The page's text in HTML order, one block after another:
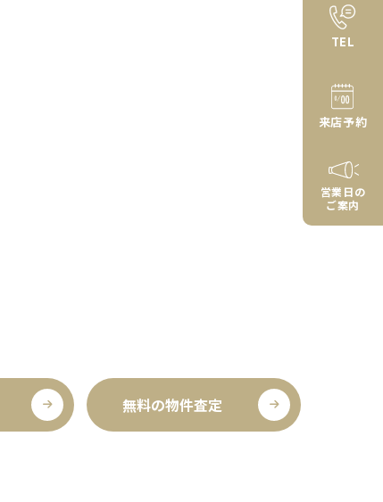
無料の物件査定
TEL
来店予約
営業日の
ご案内